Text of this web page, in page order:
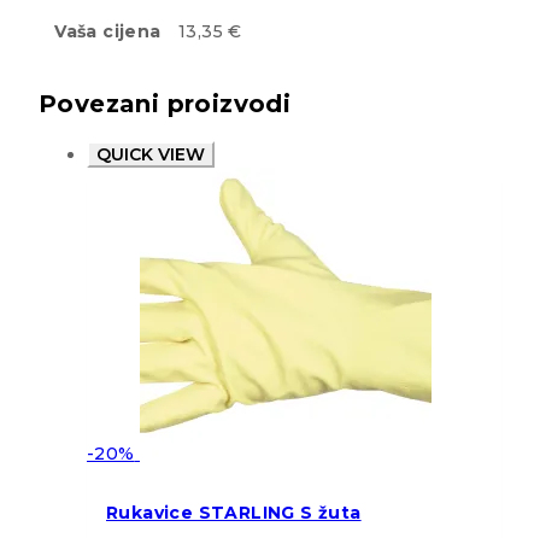
Vaša cijena 13,35 €
Povezani proizvodi
QUICK VIEW
-20%
Rukavice STARLING S žuta